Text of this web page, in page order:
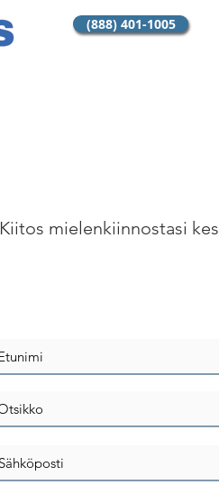
(888) 401-1005
Kiitos mielenkiinnostasi